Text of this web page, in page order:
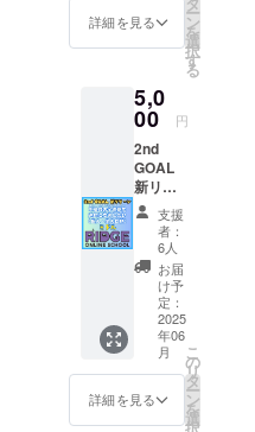
費無
(リター
ン画像
はイ
メージ
です。
リター
ン品で
は仕様
変更の
可能性
もあり
ます）
のTシャ
ツをお
送りし
オリジ
ナルデ
ザイン
で誰と
もかぶ
ること
はあり
ません
ね！ サ
イズは
S~XLを
選択い
ただけ
ます。
詳細を見る ー
ン
を
選
択
す
る
5,0
00 円
2nd
GOAL
新リ
ター
ン！ お
礼メー
ルだけ
で十分
です！
プラ
ン ミ
ドル
2nd
GOAL
達成で
支援
者：
6人
お届
け予
定：
2025
年06
月
詳細を見る
こ
の
リ
タ
ー
ン
を
選